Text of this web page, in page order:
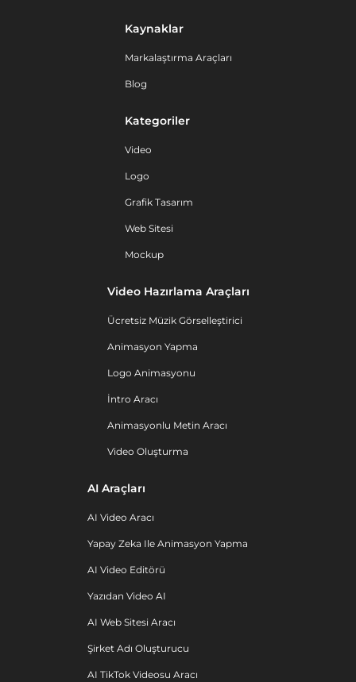
Kaynaklar
Markalaştırma Araçları
Blog
Kategoriler
Video
Logo
Grafik Tasarım
Web Sitesi
Mockup
Video Hazırlama Araçları
Ücretsiz Müzik Görselleştirici
Animasyon Yapma
Logo Animasyonu
İntro Aracı
Animasyonlu Metin Aracı
Video Oluşturma
AI Araçları
AI Video Aracı
Yapay Zeka Ile Animasyon Yapma
AI Video Editörü
Yazıdan Video AI
AI Web Sitesi Aracı
Şirket Adı Oluşturucu
AI TikTok Videosu Aracı